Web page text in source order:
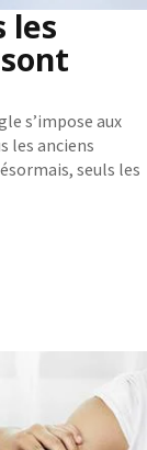
les
s’impose aux
les anciens
seuls les